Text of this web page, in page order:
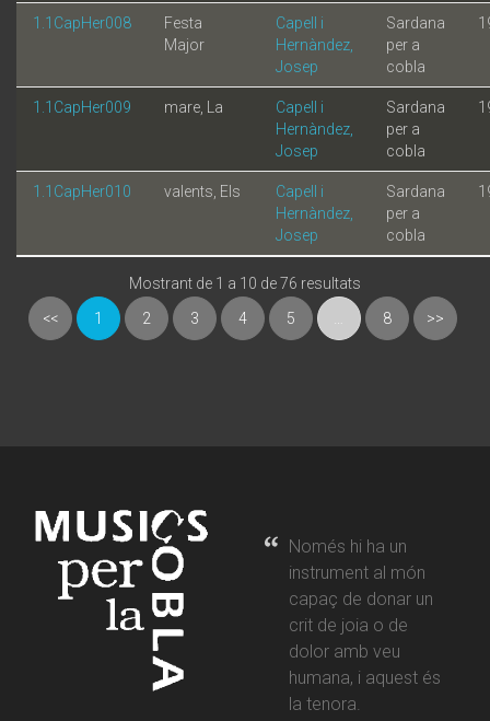
1.1CapHer008
Festa
Major
Capell i
Hernàndez,
Josep
Sardana
per a
cobla
1.1CapHer009 mare, La
Capell i
Hernàndez,
Josep
Sardana
per a
cobla
1.1CapHer010 valents, Els
Capell i
Hernàndez,
Josep
Sardana
per a
cobla
Mostrant de 1 a 10 de 76 resultats
<<
1 2 3 4 5 8 >>
Només hi ha un
instrument al món
capaç de donar un
crit de joia o de
dolor amb veu
humana, i aquest és
la tenora.